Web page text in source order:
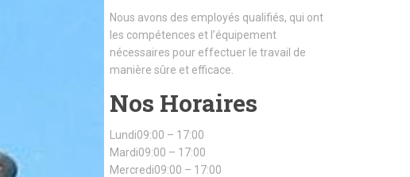
Nous avons des employés qualifiés, qui ont
les compétences et l’équipement
nécessaires pour effectuer le travail de
manière sûre et efficace.
Nos Horaires
Lundi09:00 – 17:00
Mardi09:00 – 17:00
Mercredi09:00 – 17:00